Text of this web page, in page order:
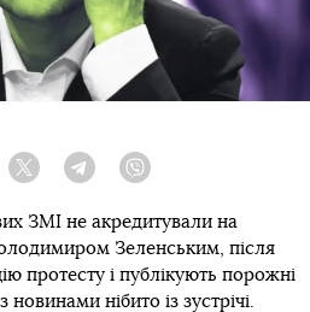
Twitter TelegramViber
ЗМІ не акредитували на
Зеленським, після
протесту і публікують порожні
новинами нібито із зустрічі.